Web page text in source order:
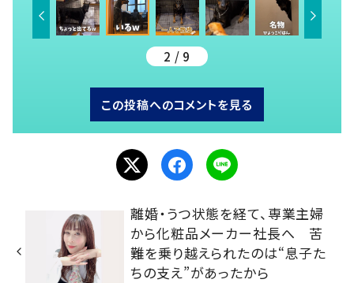
2 / 9
この投稿へのコメントを見る
離婚・うつ状態を経て、専業主婦
から化粧品メーカー社長へ 苦
難を乗り越えられたのは“息子た
ちの支え”があったから